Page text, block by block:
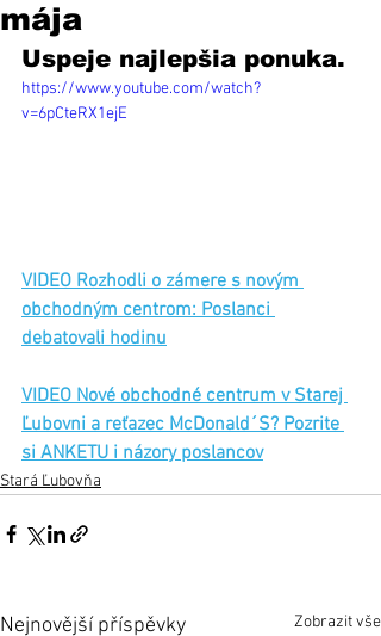
mája
Uspeje najlepšia ponuka.
https://www.youtube.com/watch?
v=6pCteRX1ejE
VIDEO Rozhodli o zámere s novým
obchodným centrom: Poslanci
debatovali hodinu
VIDEO Nové obchodné centrum v Starej
Ľubovni a reťazec McDonald´S? Pozrite
si ANKETU i názory poslancov
Stará Ľubovňa
Nejnovější příspěvky Zobrazit vše